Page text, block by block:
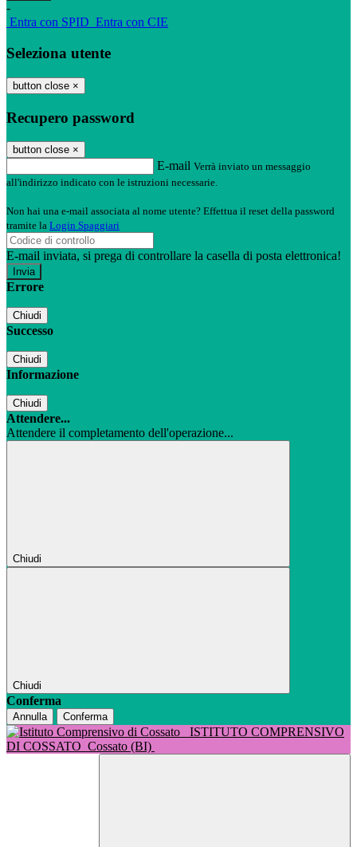
-
Entra con SPID Entra con CIE
Seleziona utente
button close ×
Recupero password
button close ×
E-mail Verrà inviato un messaggio
all'indirizzo indicato con le istruzioni necessarie.
Non hai una e-mail associata al nome utente? Effettua il reset della password
tramite la Login Spaggiari
E-mail inviata, si prega di controllare la casella di posta elettronica!
Errore
Chiudi
Successo
Chiudi
Informazione
Chiudi
Attendere...
Attendere il completamento dell'operazione...
Chiudi
Chiudi
Conferma
Annulla Conferma
ISTITUTO COMPRENSIVO
DI COSSATO Cossato (BI)